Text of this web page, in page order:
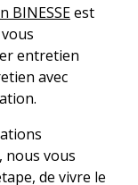
BINESSEest
entretien
avec
nous vous
de vivre le